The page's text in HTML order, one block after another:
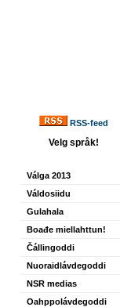
RSS-feed
Velg språk!
Válga 2013
Váldosiidu
Gulahala
Boađe miellahttun!
Čállingoddi
Nuoraidlávdegoddi
NSR medias
Oahppolávdegoddi